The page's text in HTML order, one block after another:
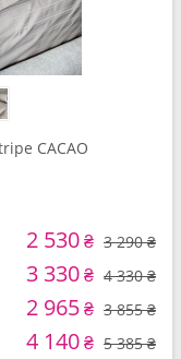
CACAO
2 530₴ 3 290 ₴
3 330₴ 4 330 ₴
2 965₴ 3 855 ₴
4 140₴ 5 385 ₴